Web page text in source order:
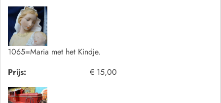
1065=Maria met het Kindje.
Prijs:
€ 15,00